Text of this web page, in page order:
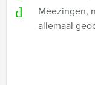
Meezingen,
allemaal